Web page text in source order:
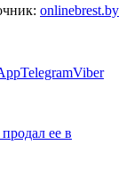
onlinebrest.by
TelegramViber
ее в